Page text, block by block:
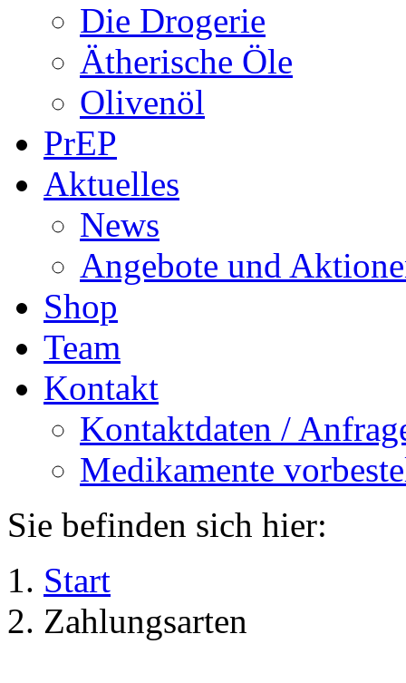
Die Drogerie
Ätherische Öle
Olivenöl
PrEP
Aktuelles
News
Angebote und
Shop
Team
Kontakt
Kontaktdaten /
Medikamente
Sie befinden sich hier:
Start
Zahlungsarten